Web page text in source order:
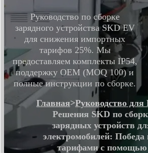
Руководство по сборке
зарядного устройства SKD EV
для снижения импортных
тарифов 25%. Мы
предоставляем комплекты IP54,
поддержку OEM (MOQ 100) и
полные инструкции по сборке.
Главная>Руководство для
Решения SKD по
зарядных устройств
электромобилей: Победа
тарифами с помощью